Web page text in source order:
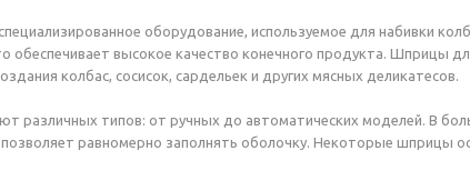
оборудование, используемое для набивки
обеспечивает высокое качество конечного продукта. Шприцы
колбас, сосисок, сардельек и других мясных деликатесов.
различных типов: от ручных до автоматических моделей. В
позволяет равномерно заполнять оболочку. Некоторые